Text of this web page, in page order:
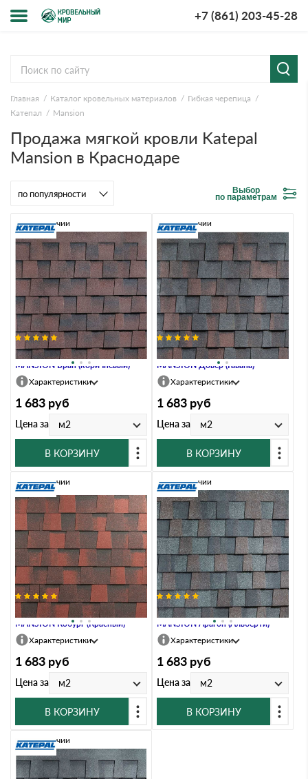
+7 (861) 203-45-28
компании
и оплата
ответы
Главная Каталог кровельных материалов
Гибкая черепица
Катепал
Mansion
Продажа мягкой кровли Katepal
Mansion в Краснодаре
Выбор
по параметрам
Гибкая черепица Katepal
MANSION Бран (коричневый)
В наличии
Характеристики
1 683 руб
Цена за м2
В КОРЗИНУ
Гибкая черепица Katepal
MANSION Довер (Гавана)
В наличии
Характеристики
1 683 руб
Цена за м2
В КОРЗИНУ
Гибкая черепица Katepal
MANSION Кобург (Красный)
В наличии
Характеристики
1 683 руб
Цена за м2
В КОРЗИНУ
Гибкая черепица Katepal
MANSION Арагон (Альберти)
В наличии
Характеристики
1 683 руб
Цена за м2
В КОРЗИНУ
В наличии